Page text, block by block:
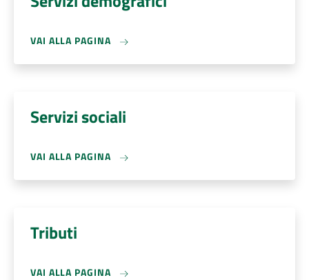
VAI ALLA PAGINA
Servizi sociali
VAI ALLA PAGINA
Tributi
VAI ALLA PAGINA